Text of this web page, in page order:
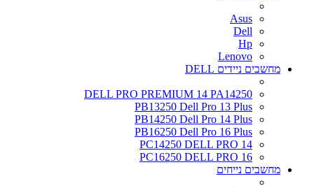
Asus
Dell
Hp
Lenovo
מחשבים ניידים DELL
DELL PRO PREMIUM 14 PA14250
PB13250 Dell Pro 13 Plus
PB14250 Dell Pro 14 Plus
PB16250 Dell Pro 16 Plus
PC14250 DELL PRO 14
PC16250 DELL PRO 16
מחשבים נייחים